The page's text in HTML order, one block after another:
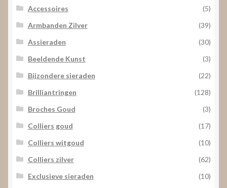
Accessoires
(5)
Armbanden Zilver
(39)
Assieraden
(30)
Beeldende Kunst
(3)
Bijzondere sieraden
(22)
Brilliantringen
(128)
Broches Goud
(3)
Colliers goud
(17)
Colliers witgoud
(10)
Colliers zilver
(62)
Exclusieve sieraden
(10)